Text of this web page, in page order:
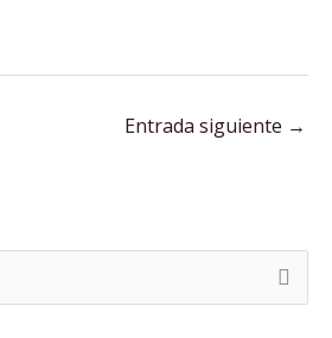
Entrada siguiente →